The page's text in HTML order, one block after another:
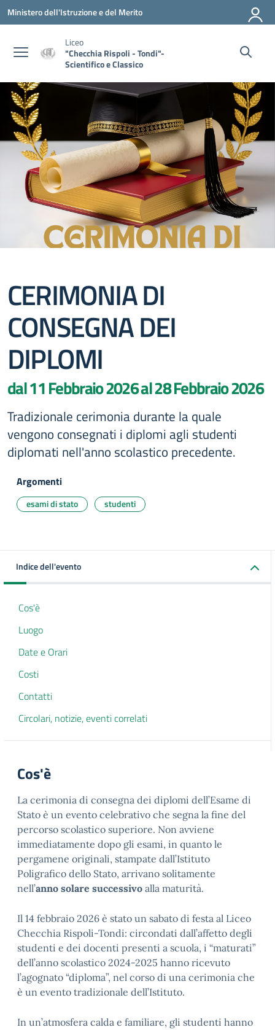
Vai ai contenuti
Vai al menu di navigazione
Vai al footer
Ministero dell'Istruzione e del Merito
Liceo
"Checchia Rispoli - Tondi"-
Scientifico e Classico
CERIMONIA DI
CONSEGNA DEI
DIPLOMI
dal 11 Febbraio 2026 al 28 Febbraio 2026
Tradizionale cerimonia durante la quale
vengono consegnati i diplomi agli studenti
diplomati nell'anno scolastico precedente.
Argomenti
esami di stato studenti
Indice dell'evento
Cos'è
Luogo
Date e Orari
Costi
Contatti
Circolari, notizie, eventi correlati
Cos'è
La cerimonia di consegna dei diplomi dell’Esame di
Stato è un evento celebrativo che segna la fine del
percorso scolastico superiore. Non avviene
immediatamente dopo gli esami, in quanto le
pergamene originali, stampate dall’Istituto
Poligrafico dello Stato, arrivano solitamente
nell’anno solare successivo alla maturità.
Il 14 febbraio 2026 è stato un sabato di festa al Liceo
Checchia Rispoli-Tondi: circondati dall’affetto degli
studenti e dei docenti presenti a scuola, i “maturati”
dell’anno scolastico 2024-2025 hanno ricevuto
l’agognato “diploma”, nel corso di una cerimonia che
è un evento tradizionale dell’Istituto.
In un’atmosfera calda e familiare, gli studenti hanno